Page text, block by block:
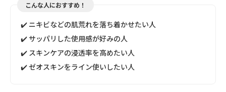
こんな人におすすめ！
✔️ ニキビなどの肌荒れを落ち着かせたい人
✔️ サッパリした使用感が好みの人
✔️ スキンケアの浸透率を高めたい人
✔️ ゼオスキンをライン使いしたい人